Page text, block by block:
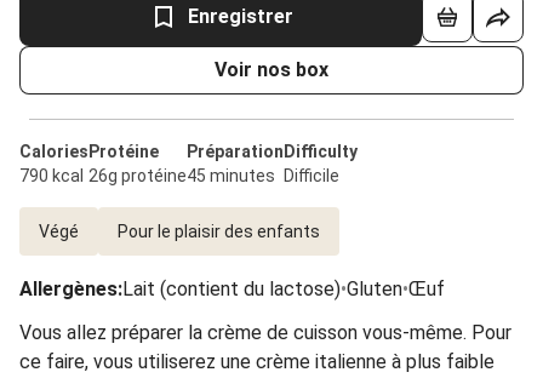
Enregistrer
Voir nos box
Calories
790 kcal
Protéine
26g protéine
Préparation
45 minutes
Difficulty
Difficile
Végé Pour le plaisir des enfants
Allergènes:Lait (contient du lactose)•Gluten•Œuf
Vous allez préparer la crème de cuisson vous-même. Pour
ce faire, vous utiliserez une crème italienne à plus faible